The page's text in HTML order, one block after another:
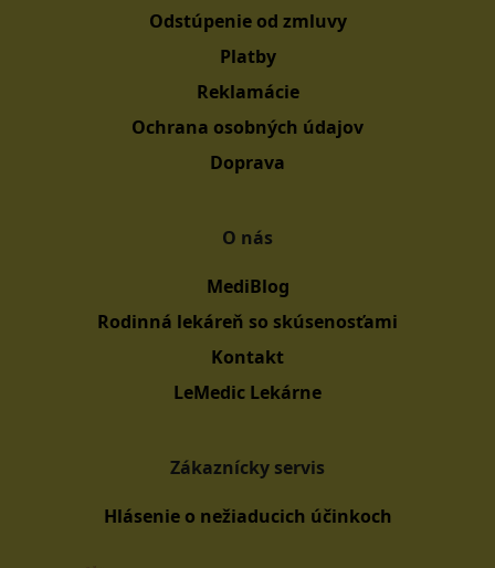
Odstúpenie od zmluvy
Platby
Reklamácie
Ochrana osobných údajov
Doprava
O nás
MediBlog
Rodinná lekáreň so skúsenosťami
Kontakt
LeMedic Lekárne
Zákaznícky servis
Hlásenie o nežiaducich účinkoch